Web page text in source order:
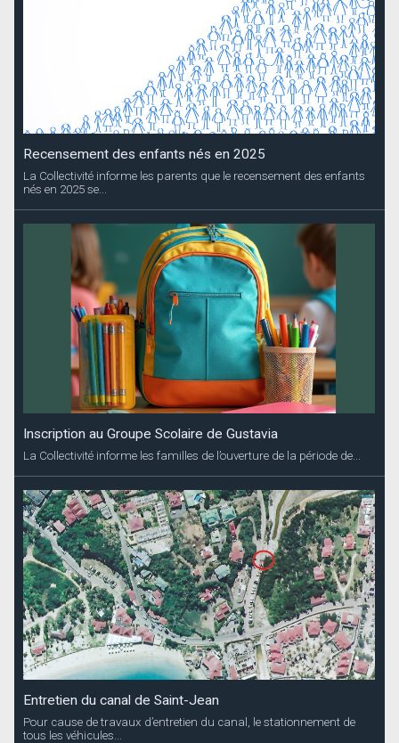
Recensement des enfants nés en 2025
La Collectivité informe les parents que le recensement des enfants
nés en 2025 se...
Inscription au Groupe Scolaire de Gustavia
La Collectivité informe les familles de l’ouverture de la période de...
Entretien du canal de Saint-Jean
Pour cause de travaux d’entretien du canal, le stationnement de
tous les véhicules...